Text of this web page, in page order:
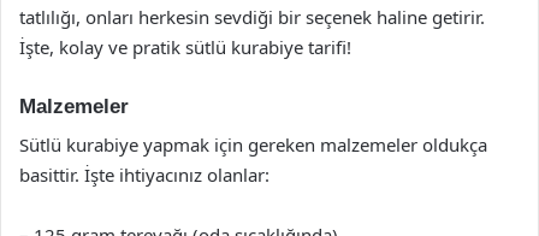
tatlılığı, onları herkesin sevdiği bir seçenek haline getirir.
İşte, kolay ve pratik sütlü kurabiye tarifi!
Malzemeler
Sütlü kurabiye yapmak için gereken malzemeler oldukça
basittir. İşte ihtiyacınız olanlar: